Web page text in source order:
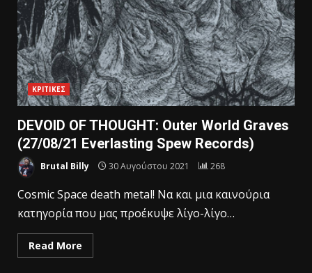
ΚΡΙΤΙΚΕΣ
DEVOID OF THOUGHT: Outer World Graves
(27/08/21 Everlasting Spew Records)
Brutal Billy 30 Αυγούστου 2021 268
Cosmic Space death metal! Nα και μια καινούρια
κατηγορία που μας προέκυψε λίγο-λίγο…
Read More